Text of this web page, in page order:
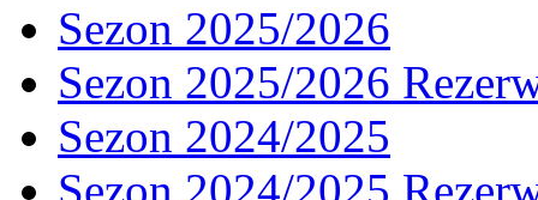
Sezon 2025/2026
Sezon 2025/2026
Sezon 2024/2025